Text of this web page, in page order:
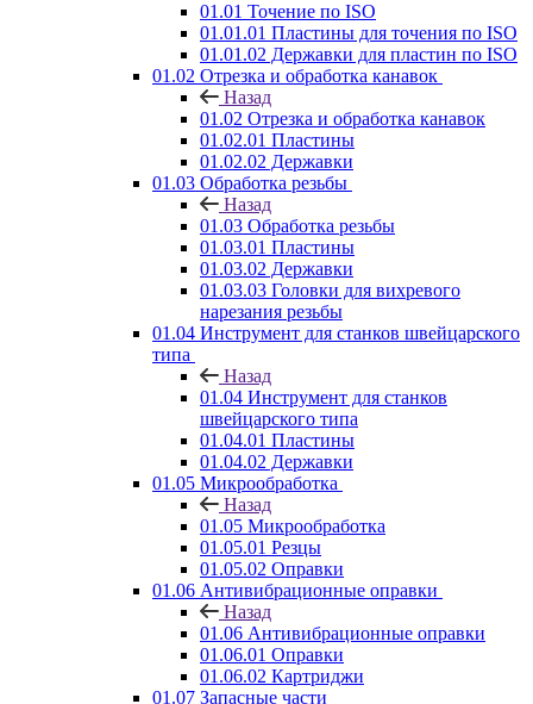
01.01 Точение по ISO
01.01.01 Пластины для точения по ISO
01.01.02 Державки для пластин по ISO
01.02 Отрезка и обработка канавок
Назад
01.02 Отрезка и обработка канавок
01.02.01 Пластины
01.02.02 Державки
01.03 Обработка резьбы
Назад
01.03 Обработка резьбы
01.03.01 Пластины
01.03.02 Державки
01.03.03 Головки для вихревого
нарезания резьбы
01.04 Инструмент для станков швейцарского
типа
Назад
01.04 Инструмент для станков
швейцарского типа
01.04.01 Пластины
01.04.02 Державки
01.05 Микрообработка
Назад
01.05 Микрообработка
01.05.01 Резцы
01.05.02 Оправки
01.06 Антивибрационные оправки
Назад
01.06 Антивибрационные оправки
01.06.01 Оправки
01.06.02 Картриджи
01.07 Запасные части